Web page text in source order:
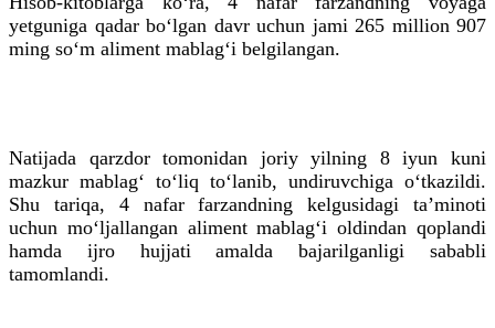
yetguniga qadar bo‘lgan davr uchun jami 265 million 907
ming so‘m aliment mablag‘i belgilangan.
Natijada qarzdor tomonidan joriy yilning 8 iyun kuni
mazkur mablag‘ to‘liq to‘lanib, undiruvchiga o‘tkazildi.
Shu tariqa, 4 nafar farzandning kelgusidagi ta’minoti
uchun mo‘ljallangan aliment mablag‘i oldindan qoplandi
hamda ijro hujjati amalda bajarilganligi sababli
tamomlandi.